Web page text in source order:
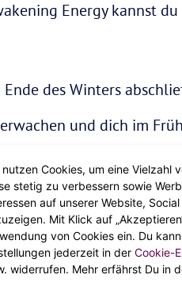
Energy kannst
des Winters
und dich im
wild und anfeuernd
Erdzeichen hat nicht
steht auch für
diese ehrgeizige
nutzen Cookies, um eine Vielzahl
stetig zu verbessern sowie
auf unserer Website,
Mit Klick auf
von Cookies ein. Du
jederzeit in der Cookie-
widerrufen. Mehr erfährst Du in